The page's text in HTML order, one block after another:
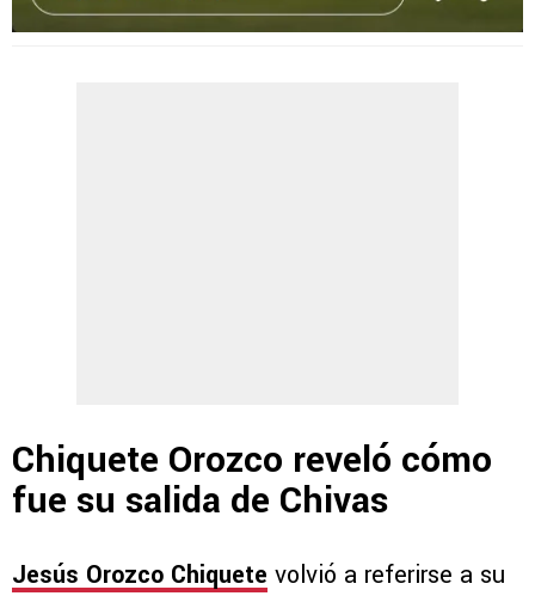
Chiquete Orozco reveló cómo
fue su salida de Chivas
Jesús Orozco Chiquete volvió a referirse a su